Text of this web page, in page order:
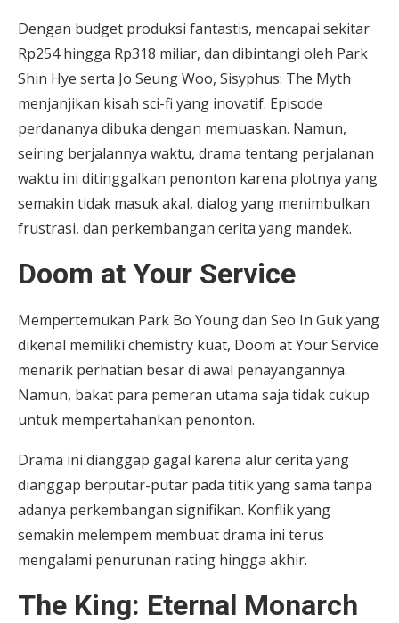
Dengan budget produksi fantastis, mencapai sekitar
Rp254 hingga Rp318 miliar, dan dibintangi oleh Park
Shin Hye serta Jo Seung Woo, Sisyphus: The Myth
menjanjikan kisah sci-fi yang inovatif. Episode
perdananya dibuka dengan memuaskan. Namun,
seiring berjalannya waktu, drama tentang perjalanan
waktu ini ditinggalkan penonton karena plotnya yang
semakin tidak masuk akal, dialog yang menimbulkan
frustrasi, dan perkembangan cerita yang mandek.
Doom at Your Service
Mempertemukan Park Bo Young dan Seo In Guk yang
dikenal memiliki chemistry kuat, Doom at Your Service
menarik perhatian besar di awal penayangannya.
Namun, bakat para pemeran utama saja tidak cukup
untuk mempertahankan penonton.
Drama ini dianggap gagal karena alur cerita yang
dianggap berputar-putar pada titik yang sama tanpa
adanya perkembangan signifikan. Konflik yang
semakin melempem membuat drama ini terus
mengalami penurunan rating hingga akhir.
The King: Eternal Monarch